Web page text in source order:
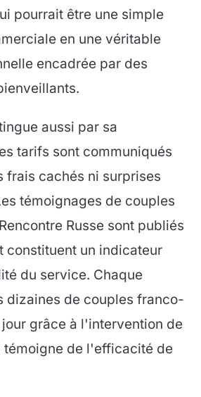
pourrait être une simple
en une véritable
encadrée par des
aussi par sa
tarifs sont communiqués
frais cachés ni surprises
témoignages de couples
Russe sont publiés
constituent un indicateur
du service. Chaque
dizaines de couples franco-
grâce à l'intervention de
témoigne de l'efficacité de